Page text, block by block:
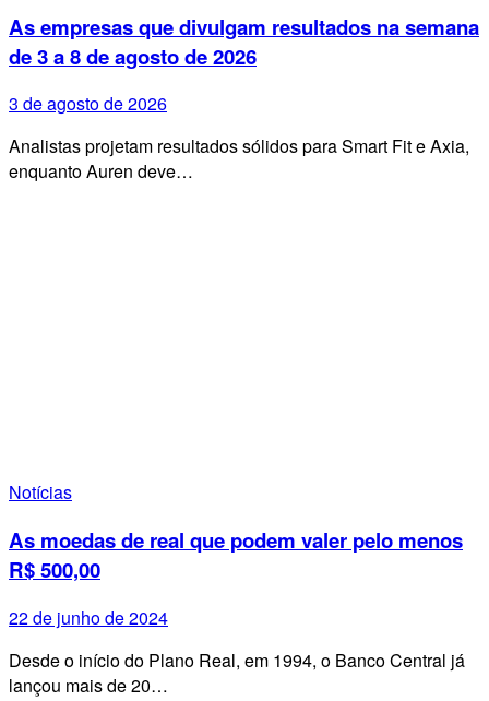
As empresas que divulgam resultados na semana
de 3 a 8 de agosto de 2026
3 de agosto de 2026
Analistas projetam resultados sólidos para Smart Fit e Axia,
enquanto Auren deve…
Notícias
As moedas de real que podem valer pelo menos
R$ 500,00
22 de junho de 2024
Desde o início do Plano Real, em 1994, o Banco Central já
lançou mais de 20…